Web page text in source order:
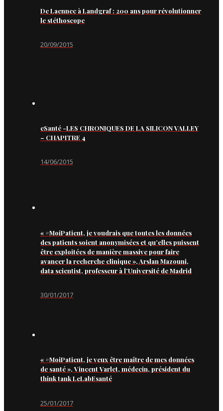
De Laennec à Landgraf : 200 ans pour révolutionner
le stéthoscope
20/09/2015
eSanté -LES CHRONIQUES DE LA SILICON VALLEY
– CHAPITRE 4
14/06/2015
« #MoiPatient, je voudrais que toutes les données
des patients soient anonymisées et qu’elles puissent
être exploitées de manière massive pour faire
avancer la recherche clinique », Arslan Mazouni,
data scientist, professeur à l’Université de Madrid
30/01/2017
« #MoiPatient, je veux être maître de mes données
de santé », Vincent Varlet, médecin, président du
think tank LeLabEsanté
25/01/2017